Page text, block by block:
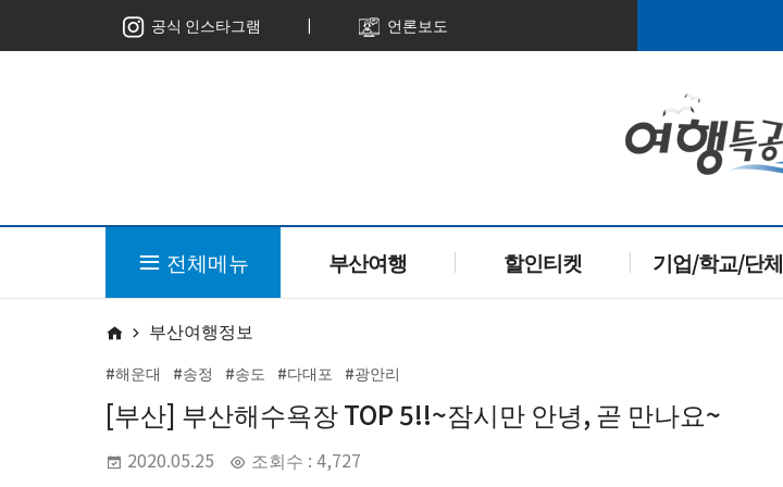
공식 인스타그램 ㅣ 언론보도
전체메뉴 부산여행 할인티켓 기업/학교/단체
부산여행정보
#해운대 #송정 #송도 #다대포 #광안리
[부산] 부산해수욕장 TOP 5!!~잠시만 안녕, 곧 만나요~
2020.05.25 조회수 : 4,727